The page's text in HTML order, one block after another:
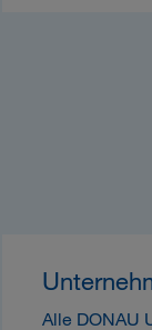
Alle DONAU